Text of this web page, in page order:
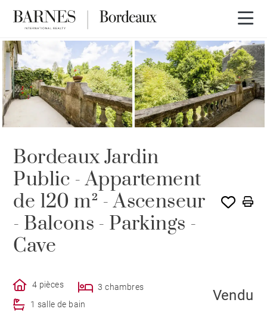
VENDU PAR BARNES
Bordeaux Jardin
Public - Appartement
de 120 m² - Ascenseur
- Balcons - Parkings -
Cave
4 pièces
3 chambres
1 salle de bain
Vendu